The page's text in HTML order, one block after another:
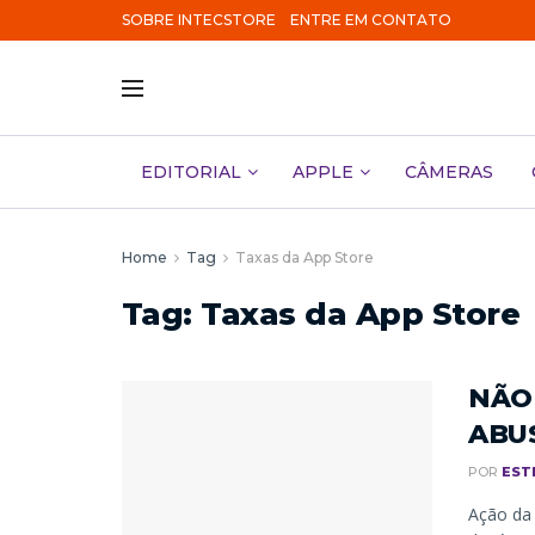
SOBRE INTECSTORE ENTRE EM CONTATO
EDITORIAL APPLE CÂMERAS
Home Tag Taxas da App Store
Tag: Taxas da App Store
POR
Ação